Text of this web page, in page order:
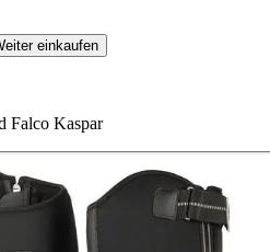
einkaufen
Falco Kaspar